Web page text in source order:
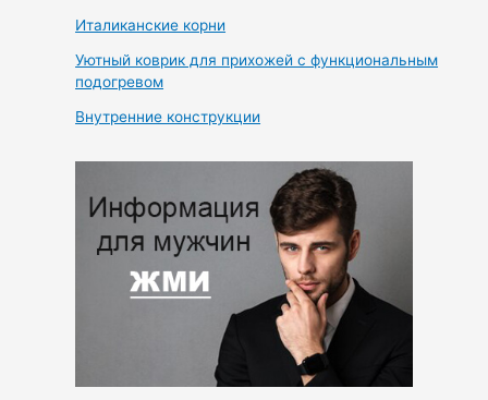
Италиканские корни
Уютный коврик для прихожей с функциональным
подогревом
Внутренние конструкции